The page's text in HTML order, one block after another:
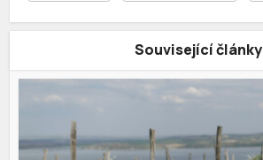
Související články